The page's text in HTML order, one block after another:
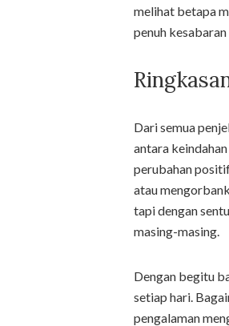
melihat betapa
penuh
Dari semua
antara
perubahan
atau
tapi dengan
masing-masing.
Dengan begitu
setiap hari.
pengalaman